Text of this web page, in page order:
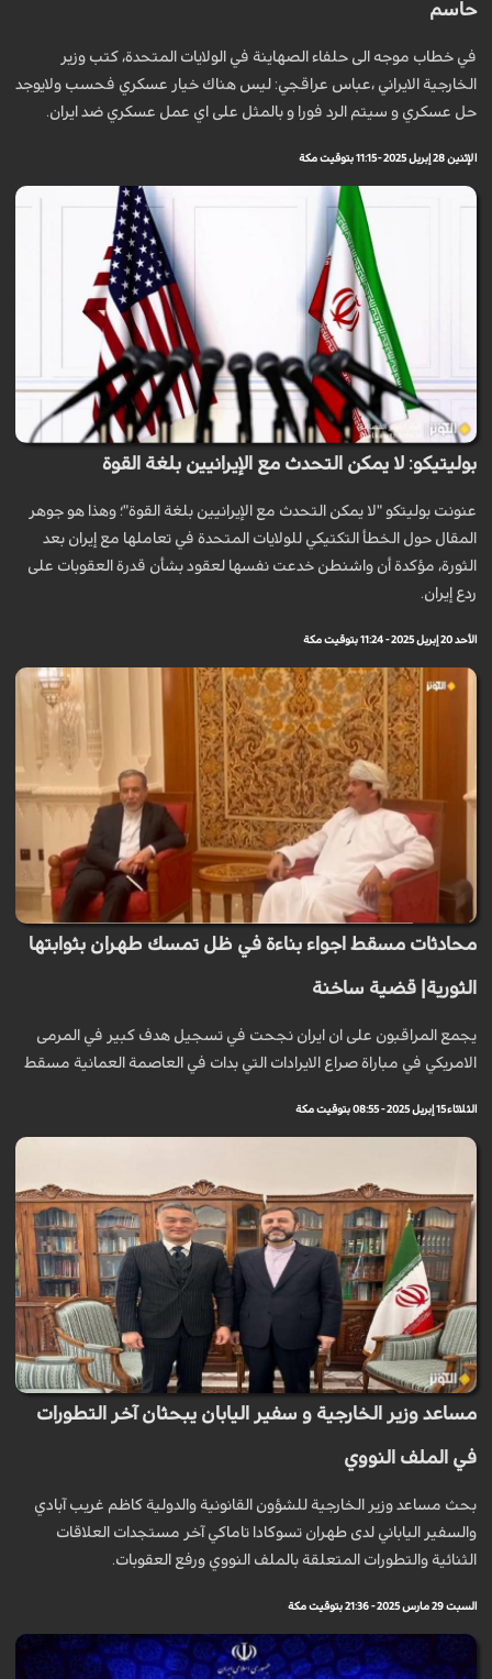
حاسم
في خطاب موجه الى حلفاء الصهاينة في الولايات المتحدة، كتب وزير
الخارجية الايراني ،عباس عراقجي: ليس هناك خيار عسكري فحسب ولايوجد
حل عسكري و سيتم الرد فورا و بالمثل على اي عمل عسكري ضد ايران.
الإثنين 28 إبريل 2025 - 11:15 بتوقيت مكة
بوليتيكو: لا يمكن التحدث مع الإيرانيين بلغة القوة
عنونت بوليتكو "لا يمكن التحدث مع الإيرانيين بلغة القوة"؛ وهذا هو جوهر
المقال حول الخطأ التكتيكي للولايات المتحدة في تعاملها مع إيران بعد
الثورة، مؤكدة أن واشنطن خدعت نفسها لعقود بشأن قدرة العقوبات على
ردع إيران.
الأحد 20 إبريل 2025 - 11:24 بتوقيت مكة
محادثات مسقط اجواء بناءة في ظل تمسك طهران بثوابتها
الثورية| قضية ساخنة
يجمع المراقبون على ان ايران نجحت في تسجيل هدف كبير في المرمى
الامريكي في مباراة صراع الايرادات التي بدات في العاصمة العمانية مسقط
الثلاثاء 15 إبريل 2025 - 08:55 بتوقيت مكة
مساعد وزير الخارجية و سفير اليابان يبحثان آخر التطورات
في الملف النووي
بحث مساعد وزير الخارجية للشؤون القانونية والدولية كاظم غريب آبادي
والسفير الياباني لدى طهران تسوكادا تاماكي آخر مستجدات العلاقات
الثنائية والتطورات المتعلقة بالملف النووي ورفع العقوبات.
السبت 29 مارس 2025 - 21:36 بتوقيت مكة